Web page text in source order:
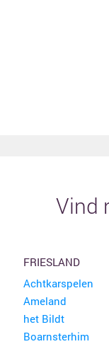
Vind
FRIESLAND
Achtkarspelen
Ameland
het Bildt
Boarnsterhim